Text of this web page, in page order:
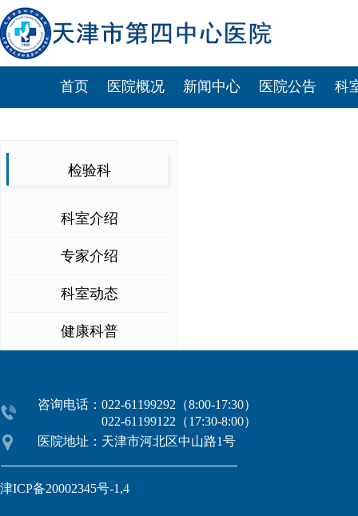
首页 医院概况 新闻中心 医院公告 科
检验科
科室介绍
专家介绍
科室动态
健康科普
咨询电话：022-61199292（8:00-17:30）
022-61199122（17:30-8:00）
医院地址：天津市河北区中山路1号
津ICP备20002345号-1,4